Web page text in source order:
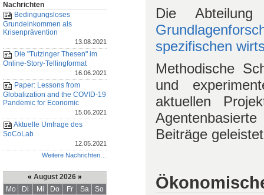
Nachrichten
Bedingungsloses
Grundeinkommen als
Krisenprävention
13.08.2021
Die "Tutzinger Thesen" im
Online-Story-Tellingformat
16.06.2021
Paper: Lessons from
Globalization and the COVID-19
Pandemic for Economic
15.06.2021
Aktuelle Umfrage des
SoCoLab
12.05.2021
Weitere Nachrichten…
« August 2026 »
Mo
Di Mi Do Fr Sa
So
Die
spezifischen
Methodische
und
aktuellen
Beiträge